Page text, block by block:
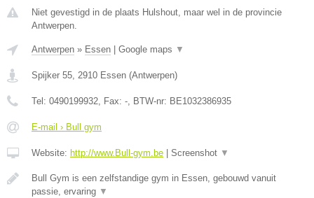
Niet gevestigd in de plaats Hulshout, maar wel in de provincie
Antwerpen.
Antwerpen » Essen Google maps ▼
Spijker 55, 2910 Essen (Antwerpen)
Tel: 0490199932, Fax: -, BTW-nr: BE1032386935
E-mail › Bull gym
Website: http://www.Bull-gym.be Screenshot ▼
Bull Gym is een zelfstandige gym in Essen, gebouwd vanuit
passie, ervaring ▼